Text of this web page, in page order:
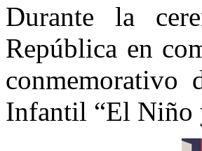
Durante la
República en
Infantil “El Niño